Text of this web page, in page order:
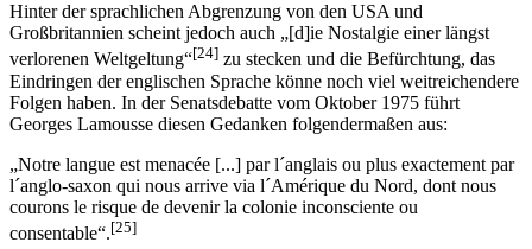
Hinter der sprachlichen Abgrenzung von den USA und
Großbritannien scheint jedoch auch „[d]ie Nostalgie einer längst
verlorenen Weltgeltung“[24] zu stecken und die Befürchtung, das
Eindringen der englischen Sprache könne noch viel weitreichendere
Folgen haben. In der Senatsdebatte vom Oktober 1975 führt
Georges Lamousse diesen Gedanken folgendermaßen aus:
„Notre langue est menacée [...] par l´anglais ou plus exactement par
l´anglo-saxon qui nous arrive via l´Amérique du Nord, dont nous
courons le risque de devenir la colonie inconsciente ou
consentable“.[25]